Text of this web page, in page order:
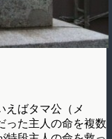
えばタマ公（メ
った主人の命を複数